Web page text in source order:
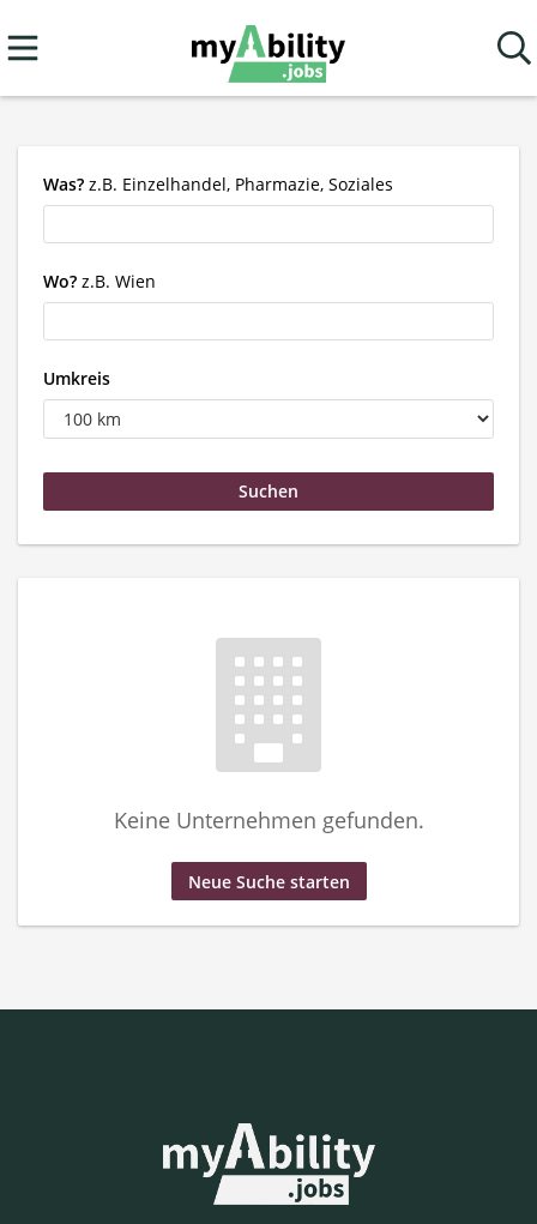
Was? z.B. Einzelhandel, Pharmazie, Soziales
Wo? z.B. Wien
Umkreis
Keine Unternehmen gefunden.
Neue Suche starten